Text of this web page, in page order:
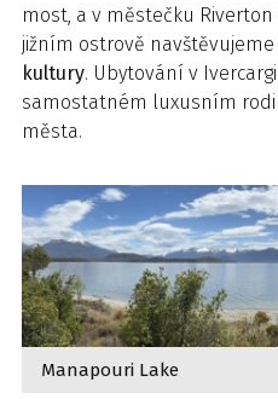
most, a v městečku
jižním ostrově navštěvujeme
kultury. Ubytování v
samostatném luxusním
města.
Manapouri Lake